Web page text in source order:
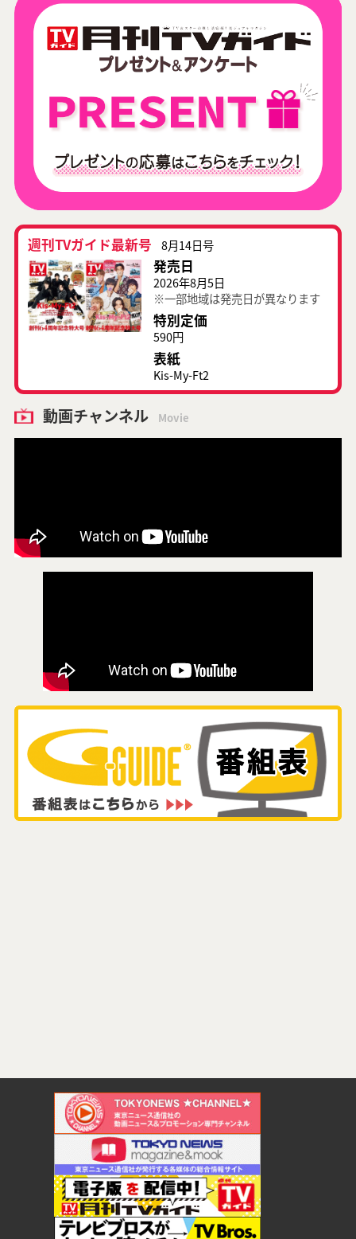
週刊TVガイド最新号 8月14日号
発売日
2026年8月5日
※一部地域は発売日が異なります
特別定価
590円
表紙
Kis-My-Ft2
動画チャンネル Movie